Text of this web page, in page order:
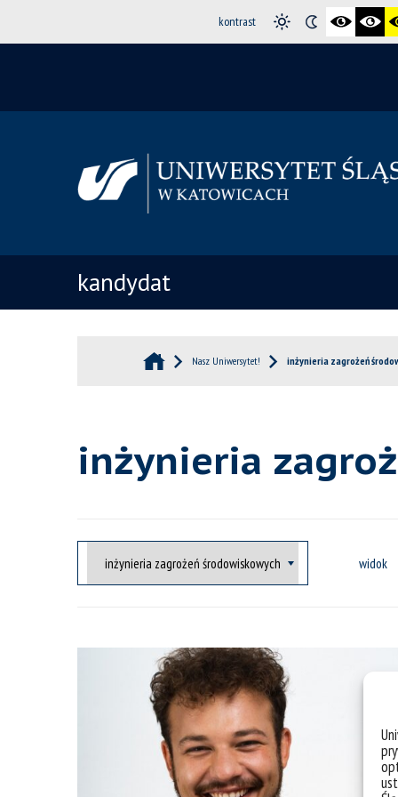
kontrast
kandydat
Nasz Uniwersytet! inżynieria zagrożeń
inżynieria
widok